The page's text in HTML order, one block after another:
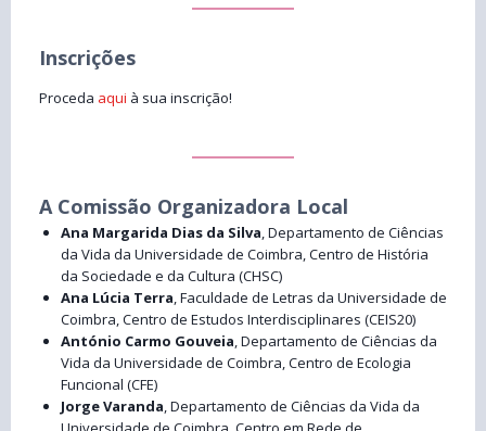
Inscrições
Proceda aqui à sua inscrição!
A Comissão Organizadora Local
Ana Margarida Dias da Silva , Departamento de Ciências
da Vida da Universidade de Coimbra, Centro de História
da Sociedade e da Cultura (CHSC)
Ana Lúcia Terra , Faculdade de Letras da Universidade de
Coimbra, Centro de Estudos Interdisciplinares (CEIS20)
António Carmo Gouveia , Departamento de Ciências da
Vida da Universidade de Coimbra, Centro de Ecologia
Funcional (CFE)
Jorge Varanda , Departamento de Ciências da Vida da